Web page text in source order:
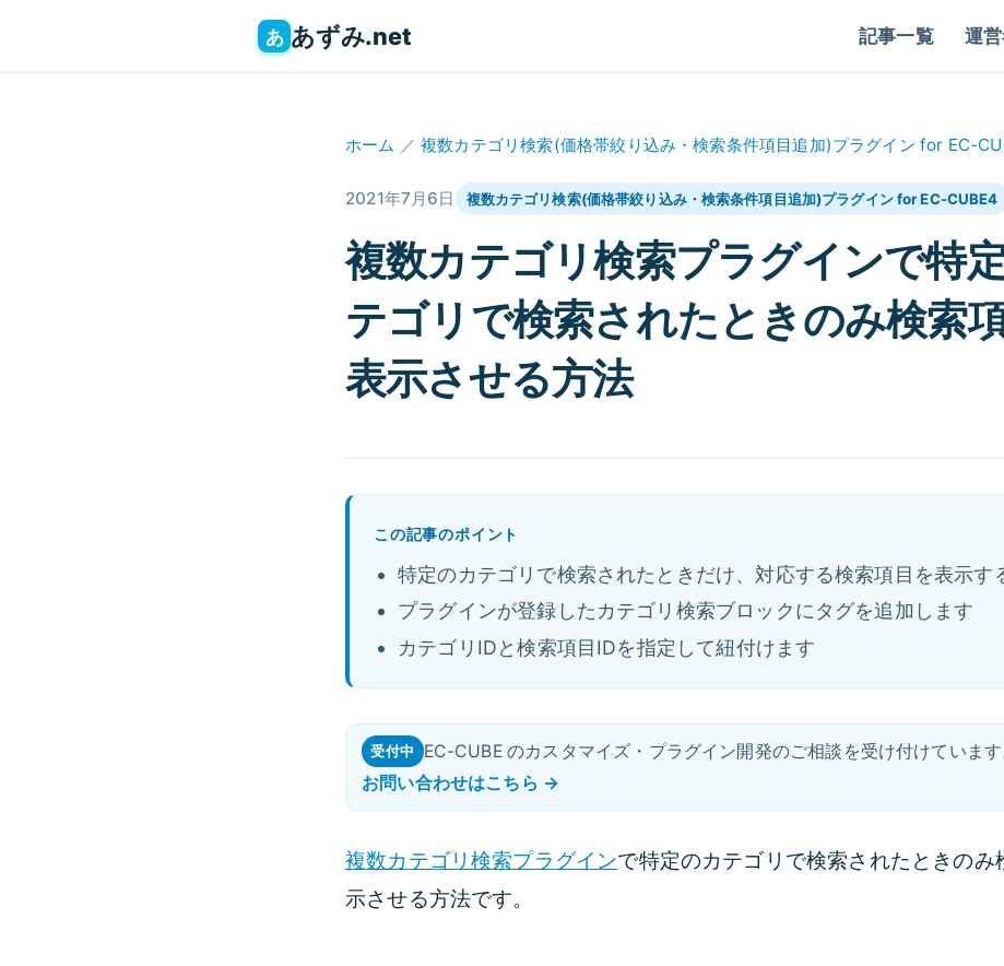
あ あずみ.net 記事一覧 運
ホーム ／複数カテゴリ検索(価格帯絞り込み・検索条件項目追加)プラグイン for EC-
2021年7月6日 複数カテゴリ検索(価格帯絞り込み・検索条件項目追加)プラグイン for EC-CUBE4
複数カテゴリ検索プラグインで特
テゴリで検索されたときのみ検索
表示させる方法
この記事のポイント
特定のカテゴリで検索されたときだけ、対応する検索項目を表示す
プラグインが登録したカテゴリ検索ブロックにタグを追加します
カテゴリIDと検索項目IDを指定して紐付けます
受付中 EC-CUBE のカスタマイズ・プラグイン開発のご相談を受け付けています
お問い合わせはこちら →
複数カテゴリ検索プラグインで特定のカテゴリで検索されたときのみ
示させる方法です。